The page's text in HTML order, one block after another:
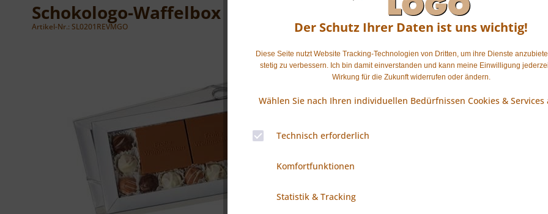
Der Schutz Ihrer Daten ist uns wichtig!
Diese Seite nutzt Website Tracking-Technologien von Dritten, um ihre Dienste
stetig zu verbessern. Ich bin damit einverstanden und kann meine Einwilligung
Wirkung für die Zukunft widerrufen oder ändern.
Wählen Sie nach Ihren individuellen Bedürfnissen Cookies & Services
Technisch erforderlich
Komfortfunktionen
Statistik & Tracking
Schokologo-Waffelbox
Artikel-Nr.: SL0201REVMGO
Schachtel
Schokoladentyp